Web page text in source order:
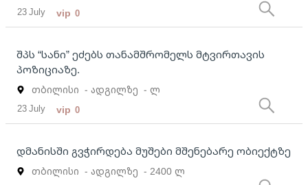
23 July vip 0
შპს “სანი” ეძებს თანამშრომელს მტვირთავის
პოზიციაზე.
თბილისი - ადგილზე - ლ
23 July vip 0
დმანისში გვჭირდება მუშები მშენებარე ობიექტზე
თბილისი - ადგილზე - 2400 ლ